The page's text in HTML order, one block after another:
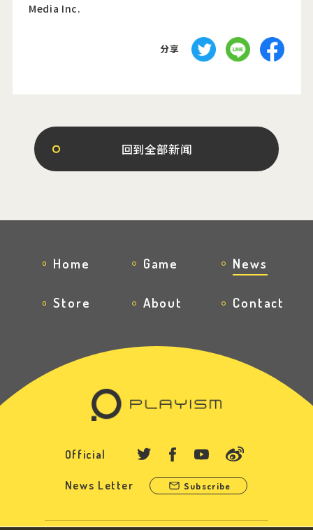
Media Inc.
分享
回到全部新闻
Official
News Letter Subscribe
Home Game News
Store About Contact